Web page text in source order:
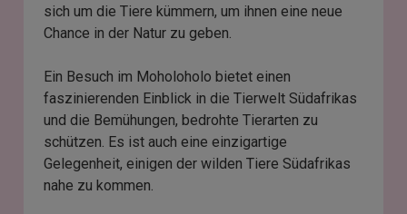
sich um die Tiere kümmern, um ihnen eine neue
Chance in der Natur zu geben.
Ein Besuch im Moholoholo bietet einen
faszinierenden Einblick in die Tierwelt Südafrikas
und die Bemühungen, bedrohte Tierarten zu
schützen. Es ist auch eine einzigartige
Gelegenheit, einigen der wilden Tiere Südafrikas
nahe zu kommen.